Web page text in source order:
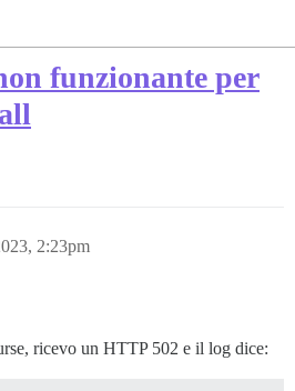
funzionante per
2:23pm
ricevo un HTTP 502 e il log dice: